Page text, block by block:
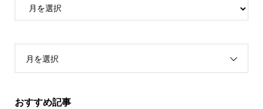
月を選択
おすすめ記事